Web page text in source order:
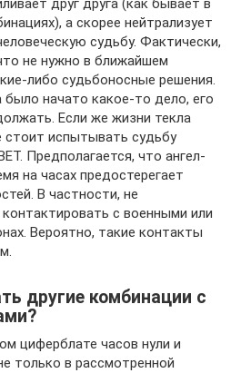
друг друга (как бывает в
а скорее нейтрализует
судьбу. Фактически,
не нужно в ближайшем
либо судьбоносные решения.
начато какое-то дело, его
Если же жизни текла
стоит испытывать судьбу
Предполагается, что ангел-
на часах предостерегает
В частности, не
с военными или
Вероятно, такие контакты
другие комбинации с
циферблате часов нули и
только в рассмотренной